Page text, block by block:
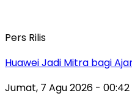
Pers Rilis
Huawei Jadi Mitra bagi
Jumat, 7 Agu 2026 - 00:42